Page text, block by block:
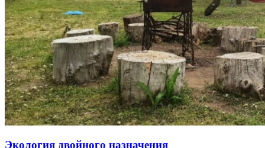
Экология двойного назначения